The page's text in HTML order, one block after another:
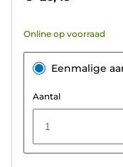
sterren.
beoordelingen
Online op voorraad
Eenmalige
Aantal
1